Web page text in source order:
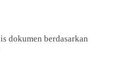
dokumen berdasarkan